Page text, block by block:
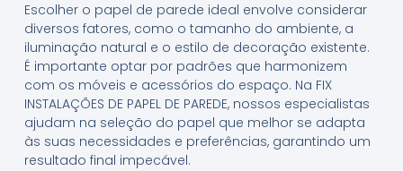
Escolher o papel de parede ideal envolve considerar
diversos fatores, como o tamanho do ambiente, a
iluminação natural e o estilo de decoração existente.
É importante optar por padrões que harmonizem
com os móveis e acessórios do espaço. Na FIX
INSTALAÇÕES DE PAPEL DE PAREDE, nossos especialistas
ajudam na seleção do papel que melhor se adapta
às suas necessidades e preferências, garantindo um
resultado final impecável.